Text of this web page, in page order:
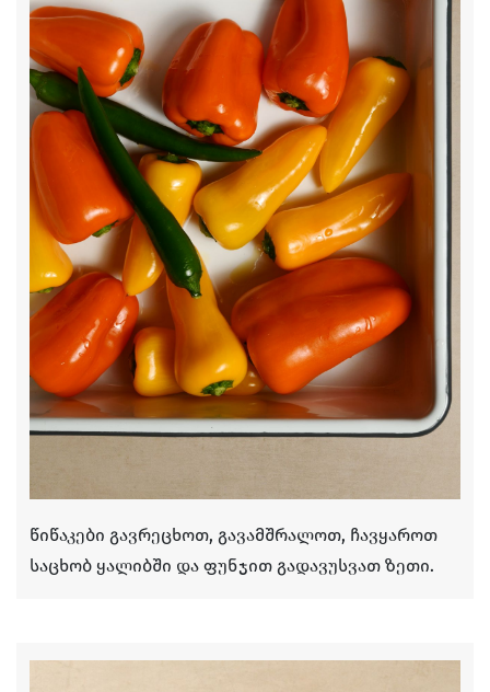
წიწაკები გავრეცხოთ, გავამშრალოთ, ჩავყაროთ
საცხობ ყალიბში და ფუნჯით გადავუსვათ ზეთი.